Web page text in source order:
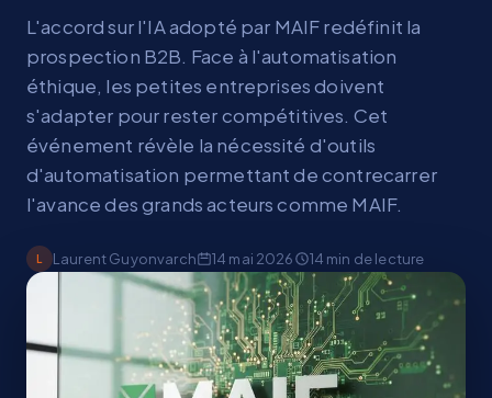
L'accord sur l'IA adopté par MAIF redéfinit la
prospection B2B. Face à l'automatisation
éthique, les petites entreprises doivent
s'adapter pour rester compétitives. Cet
événement révèle la nécessité d'outils
d'automatisation permettant de contrecarrer
l'avance des grands acteurs comme MAIF.
L Laurent Guyonvarch 14 mai 2026 14 min de lecture